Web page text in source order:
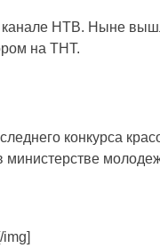
канале НТВ. Ныне
на ТНТ.
конкурса
img]